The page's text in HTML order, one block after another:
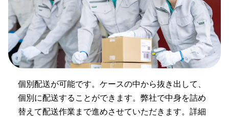
個別配送が可能です。ケースの中から抜き出して、
個別に配送することができます。弊社で中身を詰め
替えて配送作業まで進めさせていただきます。詳細